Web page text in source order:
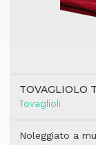
TOVAGLIOLO
Tovaglioli
Noleggiato a